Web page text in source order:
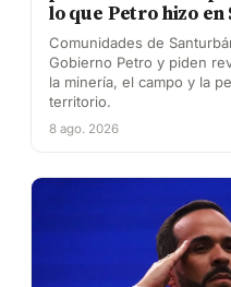
lo que Petro hizo
Comunidades de
Gobierno Petro y piden
la minería, el campo y la
territorio.
8 ago. 2026